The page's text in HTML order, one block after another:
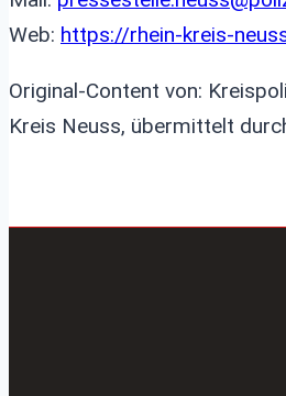
Web: https://rhein-kreis-
Original-Content von:
Kreis Neuss, übermittelt